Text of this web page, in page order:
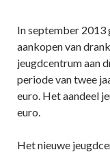
In september 2013
aankopen van
jeugdcentrum aan
periode van twee
euro. Het aandeel
euro.
Het nieuwe